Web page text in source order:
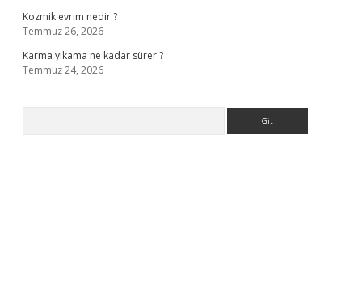
Kozmik evrim nedir ?
Temmuz 26, 2026
Karma yıkama ne kadar sürer ?
Temmuz 24, 2026